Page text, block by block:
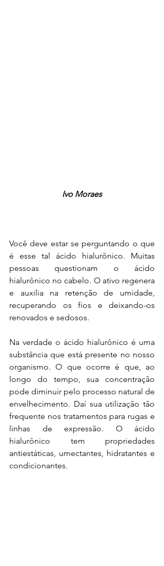
Ivo Moraes
Você deve estar se perguntando o que
é esse tal ácido hialurônico. Muitas
pessoas questionam o ácido
hialurônico no cabelo. O ativo regenera
e auxilia na retenção de umidade,
recuperando os fios e deixando-os
renovados e sedosos.
Na verdade o ácido hialurônico é uma
substância que está presente no nosso
organismo. O que ocorre é que, ao
longo do tempo, sua concentração
pode diminuir pelo processo natural de
envelhecimento. Daí sua utilização tão
frequente nos tratamentos para rugas e
linhas de expressão. O ácido
hialurônico tem propriedades
antiestáticas, umectantes, hidratantes e
condicionantes.